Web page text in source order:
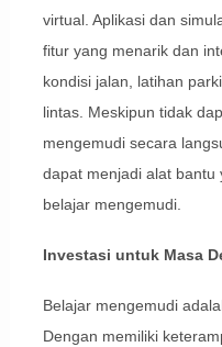
virtual. Aplikasi dan
fitur yang menarik dan
kondisi jalan, latihan
lintas. Meskipun tidak
mengemudi secara
dapat menjadi alat bantu
belajar mengemudi.
Investasi untuk Masa
Belajar mengemudi
Dengan memiliki